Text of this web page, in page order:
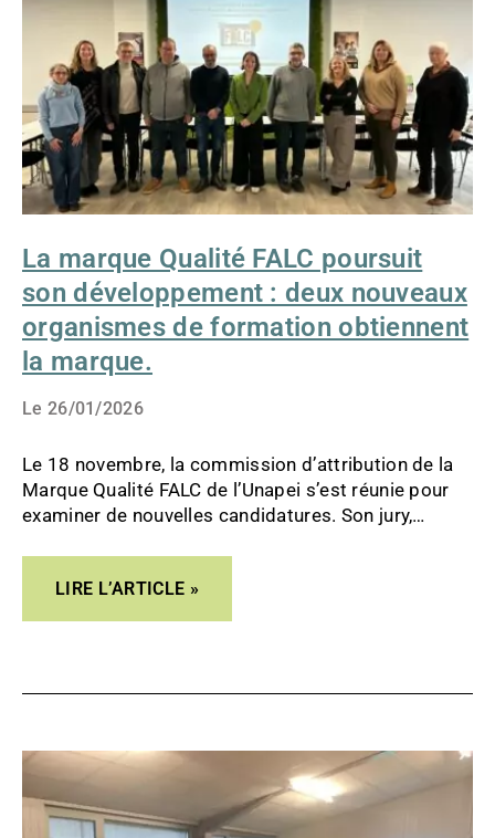
La marque Qualité FALC poursuit
son développement : deux nouveaux
organismes de formation obtiennent
la marque.
Le 26/01/2026
Le 18 novembre, la commission d’attribution de la
Marque Qualité FALC de l’Unapei s’est réunie pour
examiner de nouvelles candidatures. Son jury,
de handicap intellectuel directement concernées
POURSUIT
DÉVELOPPEMENT
:
DEUX
NOUVEAUX
ORGANISMES
DE
FORMATION
OBTIENNENT
LIRE L’ARTICLE »
SOINS
FACILITÉ
GRÂCE